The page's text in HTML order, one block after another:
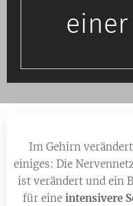
einer
Im Gehirn
einiges: Die
ist verändert und ein
für eine intensivere